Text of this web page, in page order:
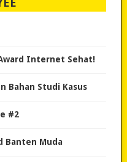
Internet Sehat!
Bahan Studi Kasus
#2
Banten Muda